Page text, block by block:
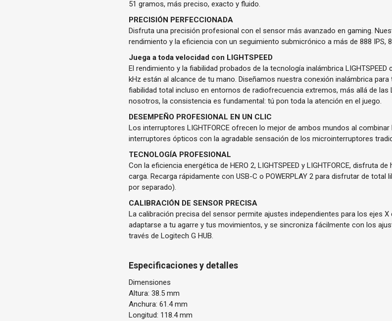
51 gramos, más preciso, exacto y fluido.
PRECISIÓN PERFECCIONADA
Disfruta una precisión profesional con el sensor más avanzado en gaming.
rendimiento y la eficiencia con un seguimiento submicrónico a más de 888 IPS,
Juega a toda velocidad con LIGHTSPEED
El rendimiento y la fiabilidad probados de la tecnología inalámbrica
kHz están al alcance de tu mano. Diseñamos nuestra conexión inalámbrica
fiabilidad total incluso en entornos de radiofrecuencia extremos, más allá de las
nosotros, la consistencia es fundamental: tú pon toda la atención en el juego.
DESEMPEÑO PROFESIONAL EN UN CLIC
Los interruptores LIGHTFORCE ofrecen lo mejor de ambos mundos al combinar
interruptores ópticos con la agradable sensación de los microinterruptores
TECNOLOGÍA PROFESIONAL
Con la eficiencia energética de HERO 2, LIGHTSPEED y LIGHTFORCE, disfruta
carga. Recarga rápidamente con USB-C o POWERPLAY 2 para disfrutar de total
por separado).
CALIBRACIÓN DE SENSOR PRECISA
La calibración precisa del sensor permite ajustes independientes para los ejes X
adaptarse a tu agarre y tus movimientos, y se sincroniza fácilmente con los
través de Logitech G HUB.
Especificaciones y detalles
Dimensiones
Altura: 38.5 mm
Anchura: 61.4 mm
Longitud: 118.4 mm